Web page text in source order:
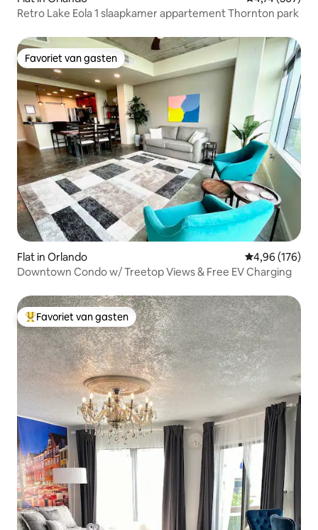
Retro Lake Eola 1 slaapkamer appartement Thornton park
Favoriet van gasten
Favoriet van gasten
Flat in Orlando Gemiddelde
4,96 (176)
Downtown Condo w/ Treetop Views & Free EV Charging
Topfavoriet van gasten
Favoriet van gasten